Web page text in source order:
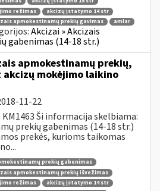
režimas
akcizų įstatymo 14 str
apmokestinamų prekių gavimas amlar
Akcizai » Akcizais
gabenimas (14-18 str.)
apmokestinamų prekių,
mokėjimo laikino
11-22
Ši informacija skelbiama:
prekių gabenimas (14-18 str.)
prekės, kurioms taikomas
prekių gabenimas
apmokestinamų prekių išvežimas
režimas
akcizų įstatymo 14 str